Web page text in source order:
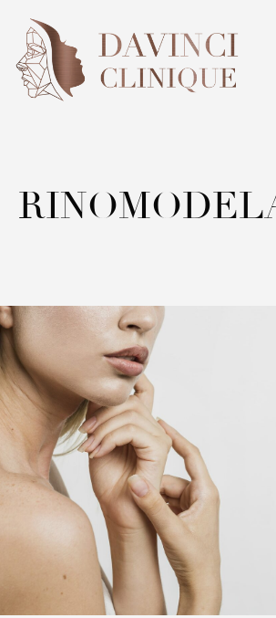
PUNTOS IMPORTANTES
A SABER:
Duración del tratamiento 15-20 minutos
Duración del efecto de 6 meses hasta 2
años según la marca y densidad del
ácido hialuronico